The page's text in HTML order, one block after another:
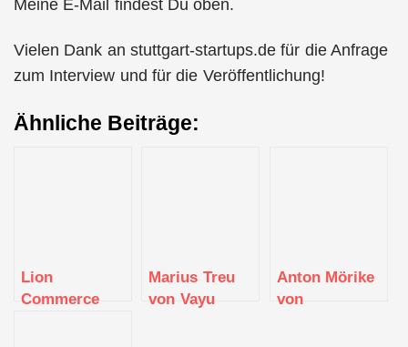
Meine E-Mail findest Du oben.
Vielen Dank an stuttgart-startups.de für die Anfrage
zum Interview und für die Veröffentlichung!
Ähnliche Beiträge:
Lion
Commerce
Marius Treu
von Vayu
Anton Mörike
von